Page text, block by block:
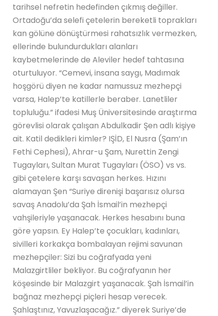
tarihsel nefretin hedefinden çıkmış değiller.
Ortadoğu’da selefi çetelerin bereketli toprakları
kan gölüne dönüştürmesi rahatsızlık vermezken,
ellerinde bulundurdukları alanları
kaybetmelerinde de Aleviler hedef tahtasına
oturtuluyor. “Cemevi, insana saygı, Madımak
hoşgörü diyen ne kadar namussuz mezhepçi
varsa, Halep’te katillerle beraber. Lanetliler
topluluğu.” ifadesi Muş Üniversitesinde araştırma
görevlisi olarak çalışan Abdulkadir Şen adlı kişiye
ait. Katil dedikleri kimler? IŞİD, El Nusra (Şam’ın
Fethi Cephesi), Ahrar-u Şam, Nurettin Zengi
Tugayları, Sultan Murat Tugayları (ÖSO) vs vs.
gibi çetelere karşı savaşan herkes. Hızını
alamayan Şen “Suriye direnişi başarısız olursa
savaş Anadolu’da Şah İsmail’in mezhepçi
vahşileriyle yaşanacak. Herkes hesabını buna
göre yapsın. Ey Halep’te çocukları, kadınları,
sivilleri korkakça bombalayan rejimi savunan
mezhepçiler: Sizi bu coğrafyada yeni
Malazgirtliler bekliyor. Bu coğrafyanın her
köşesinde bir Malazgirt yaşanacak. Şah İsmail’in
bağnaz mezhepçi piçleri hesap verecek.
Şahlaştınız, Yavuzlaşacağız.” diyerek Suriye’de